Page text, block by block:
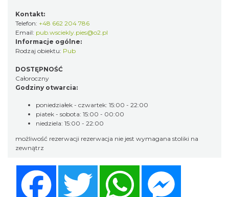
Kontakt:
Telefon: +48 662 204 786
Email: pub.wsciekly.pies@o2.pl
Informacje ogólne:
Rodzaj obiektu: Pub
DOSTĘPNOŚĆ
Całoroczny
Godziny otwarcia:
poniedziałek - czwartek: 15:00 - 22:00
piatek - sobota: 15:00 - 00:00
niedziela: 15:00 - 22:00
możliwość rezerwacji rezerwacja nie jest wymagana stoliki na
zewnątrz
Twitter